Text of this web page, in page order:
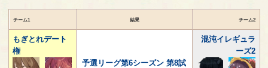
チーム1 結果 チーム2
もぎとれデート
権
予選リーグ第6シーズン 第8試
混沌イレギュラ
ーズ2